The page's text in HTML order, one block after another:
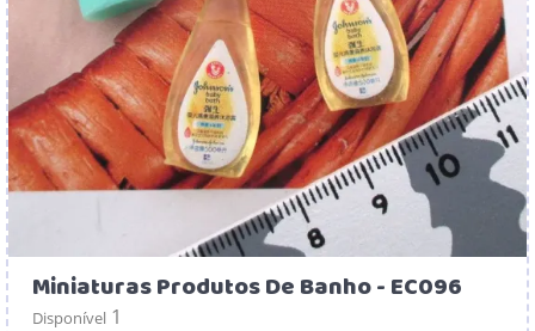
Miniaturas Produtos De Banho - EC096
Disponível 1